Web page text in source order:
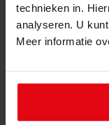
technieken in.
analyseren. U
Meer informatie
duurzaam